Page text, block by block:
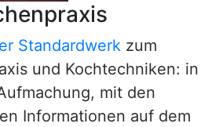
Standardwerk zum
und Kochtechniken: in
mit den
Informationen auf dem